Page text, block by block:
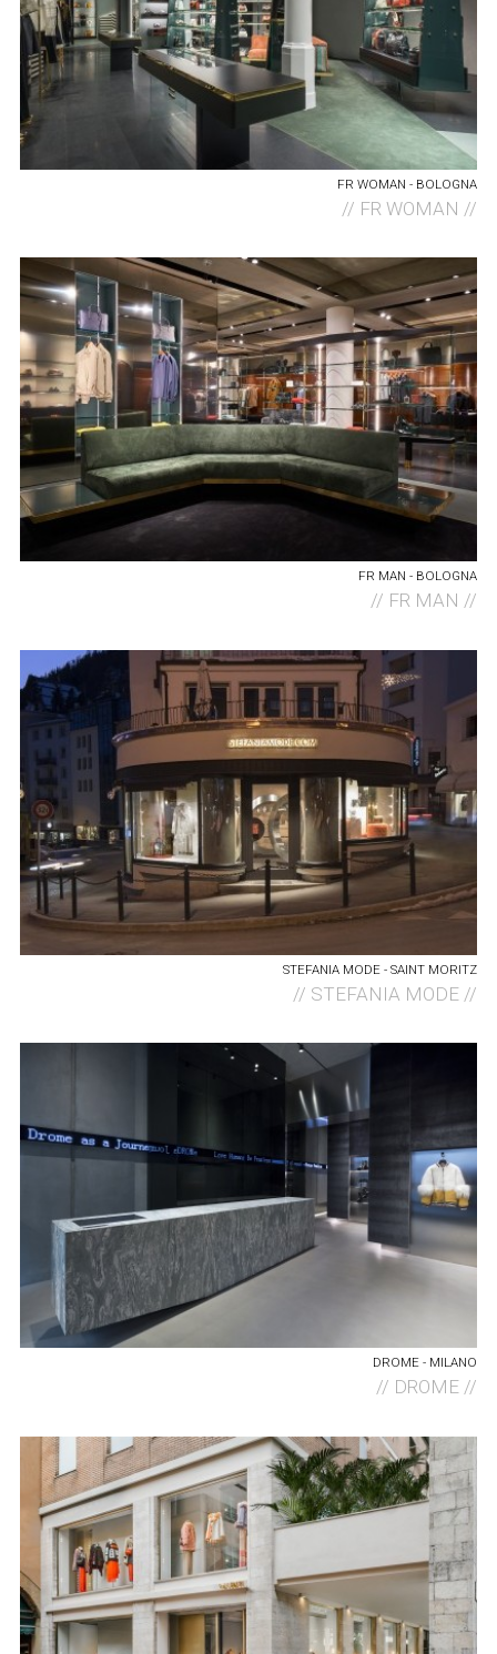
FR WOMAN - BOLOGNA
// FR WOMAN //
FR MAN - BOLOGNA
// FR MAN //
STEFANIA MODE - SAINT MORITZ
// STEFANIA MODE //
DROME - MILANO
// DROME //